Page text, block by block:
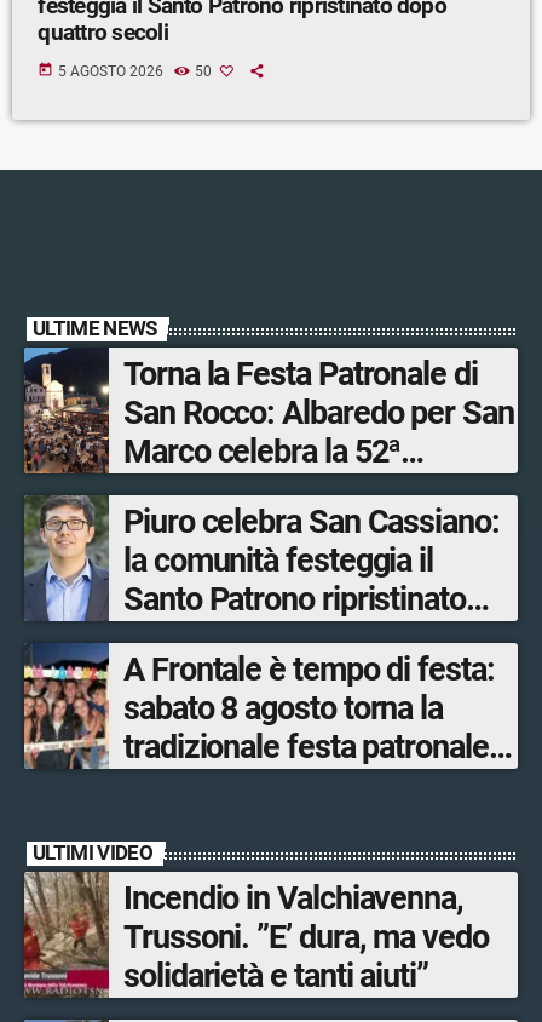
festeggia il Santo Patrono ripristinato dopo
quattro secoli
today 5 AGOSTO 2026 50
ULTIME NEWS
Torna la Festa Patronale di
San Rocco: Albaredo per San
Marco celebra la 52ª
edizione della sua
manifestazione più sentita
Piuro celebra San Cassiano:
la comunità festeggia il
Santo Patrono ripristinato
dopo quattro secoli
A Frontale è tempo di festa:
sabato 8 agosto torna la
tradizionale festa patronale
musica dal vivo
ULTIMI VIDEO
Incendio in Valchiavenna,
Trussoni. ”E’ dura, ma vedo
solidarietà e tanti aiuti”